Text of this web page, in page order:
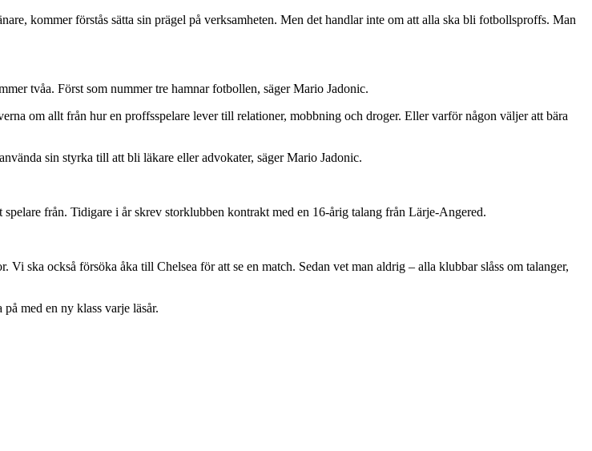
kommer förstås sätta sin prägel på verksamheten. Men det handlar inte om att alla ska bli fotbollsproffs. Man
tvåa. Först som nummer tre hamnar fotbollen, säger Mario Jadonic.
om allt från hur en proffsspelare lever till relationer, mobbning och droger. Eller varför någon väljer att bära
sin styrka till att bli läkare eller advokater, säger Mario Jadonic.
från. Tidigare i år skrev storklubben kontrakt med en 16-årig talang från Lärje-Angered.
ska också försöka åka till Chelsea för att se en match. Sedan vet man aldrig – alla klubbar slåss om talanger,
med en ny klass varje läsår.